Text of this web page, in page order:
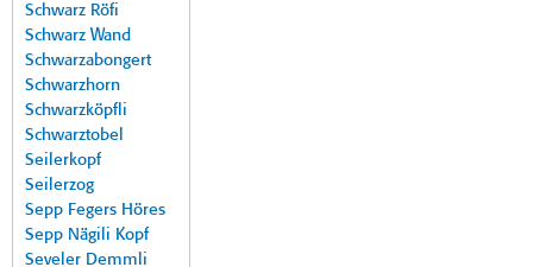
Schwarz Röfi
Schwarz Wand
Schwarzabongert
Schwarzhorn
Schwarzköpfli
Schwarztobel
Seilerkopf
Seilerzog
Sepp Fegers Höres
Sepp Nägili Kopf
Seveler Demmli